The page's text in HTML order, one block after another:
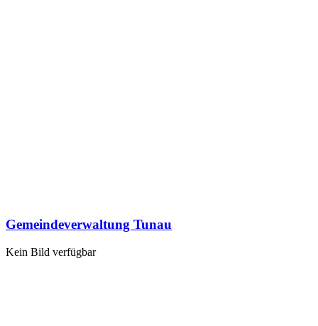
Gemeindeverwaltung Tunau
Kein Bild verfügbar